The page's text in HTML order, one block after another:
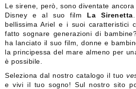
Le sirene, però, sono diventate
Disney e al suo film La Sirenetta
bellissima Ariel e i suoi caratteristici
fatto sognare generazioni di
ha lanciato il suo film, donne e
la principessa del mare almeno per
è possibile.
Seleziona dal nostro catalogo il tuo
e vivi il tuo sogno! Sul nostro sito